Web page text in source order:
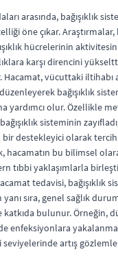
arasında, bağışıklık
öne çıkar.
hücrelerinin
karşı direncini
Hacamat, vücuttaki iltihabı
bağışıklık
yardımcı olur. Özellikle
sisteminin
bir destekleyici olarak
hacamatın bu bilimsel
tıbbi yaklaşımlarla
tedavisi, bağışıklık
sıra, genel sağlık
katkıda bulunur. Örneğin,
enfeksiyonlara yakalanma
seviyelerinde artış